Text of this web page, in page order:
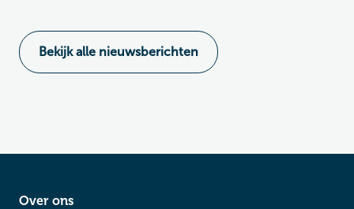
Bekijk alle nieuwsberichten
Over ons